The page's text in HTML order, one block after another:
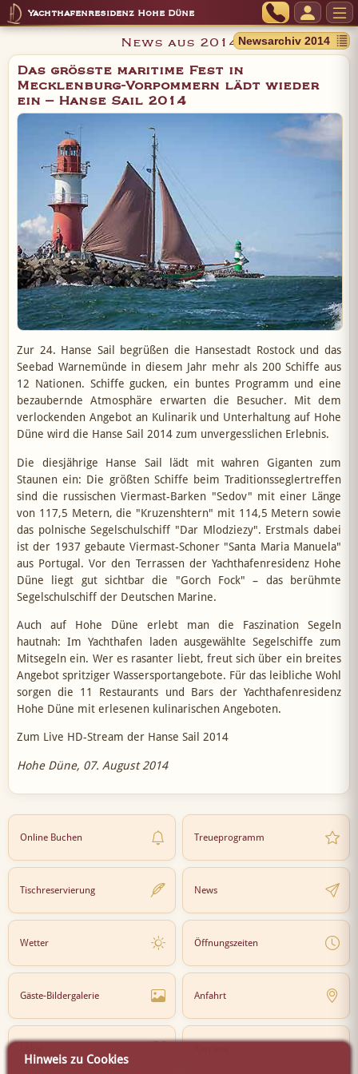
Yachthafenresidenz Hohe Düne
News aus 2014
Das größte maritime Fest in
Mecklenburg-Vorpommern lädt wieder
ein – Hanse Sail 2014
Zur 24. Hanse Sail begrüßen die Hansestadt Rostock und das
Seebad Warnemünde in diesem Jahr mehr als 200 Schiffe aus
12 Nationen. Schiffe gucken, ein buntes Programm und eine
bezaubernde Atmosphäre erwarten die Besucher. Mit dem
verlockenden Angebot an Kulinarik und Unterhaltung auf Hohe
Düne wird die Hanse Sail 2014 zum unvergesslichen Erlebnis.
Die diesjährige Hanse Sail lädt mit wahren Giganten zum
Staunen ein: Die größten Schiffe beim Traditionsseglertreffen
sind die russischen Viermast-Barken "Sedov" mit einer Länge
von 117,5 Metern, die "Kruzenshtern" mit 114,5 Metern sowie
das polnische Segelschulschiff "Dar Mlodziezy". Erstmals dabei
ist der 1937 gebaute Viermast-Schoner "Santa Maria Manuela"
aus Portugal. Vor den Terrassen der Yachthafenresidenz Hohe
Düne liegt gut sichtbar die "Gorch Fock" – das berühmte
Segelschulschiff der Deutschen Marine.
Auch auf Hohe Düne erlebt man die Faszination Segeln
hautnah: Im Yachthafen laden ausgewählte Segelschiffe zum
Mitsegeln ein. Wer es rasanter liebt, freut sich über ein breites
Angebot spritziger Wassersportangebote. Für das leibliche Wohl
sorgen die 11 Restaurants und Bars der Yachthafenresidenz
Hohe Düne mit erlesenen kulinarischen Angeboten.
Zum Live HD-Stream der Hanse Sail 2014
Hohe Düne, 07. August 2014
Online Buchen Treueprogramm
Tischreservierung News
Wetter Öffnungszeiten
Gäste-Bildergalerie Anfahrt
Hinweis zu Cookies